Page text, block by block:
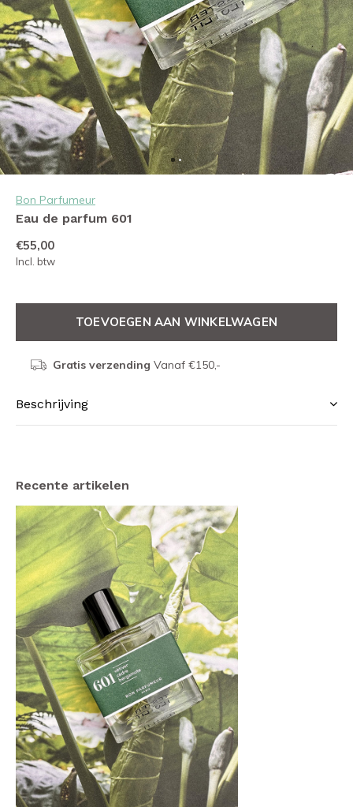
Bon Parfumeur
Eau de parfum 601
€55,00
Incl. btw
TOEVOEGEN AAN WINKELWAGEN
Gratis verzending Vanaf €150,-
Beschrijving
Recente artikelen